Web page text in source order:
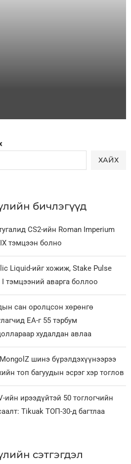
ХАЙХ
бичлэгүүд
CS2-ийн Roman Imperium
тэмцээн болно
Liquid-ийг хожиж, Stake Pulse
I тэмцээний аварга боллоо
сан оролцсон хөрөнгө
EA-г 55 тэрбум
худалдан авлаа
шинэ бүрэлдэхүүнээрээ
топ багуудын эсрэг хэр тоглов
ийн ирээдүйтэй 50 тоглогчийн
Tikuak ТОП-30-д багтлаа
сэтгэгдэл